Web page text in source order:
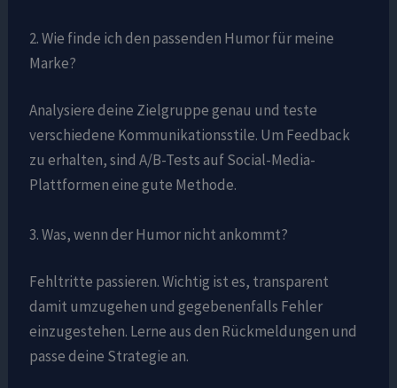
2. Wie finde ich den passenden Humor für meine
Marke?
Analysiere deine Zielgruppe genau und teste
verschiedene Kommunikationsstile. Um Feedback
zu erhalten, sind A/B-Tests auf Social-Media-
Plattformen eine gute Methode.
3. Was, wenn der Humor nicht ankommt?
Fehltritte passieren. Wichtig ist es, transparent
damit umzugehen und gegebenenfalls Fehler
einzugestehen. Lerne aus den Rückmeldungen und
passe deine Strategie an.